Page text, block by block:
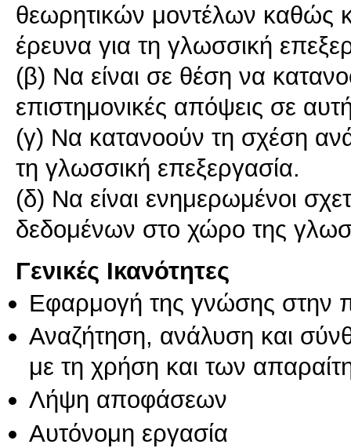
θεωρητικών μοντέλων καθώς
έρευνα για τη γλωσσική
(β) Να είναι σε θέση να
επιστημονικές απόψεις σε
(γ) Να κατανοούν τη σχέση
τη γλωσσική επεξεργασία.
(δ) Να είναι ενημερωμένοι
δεδομένων στο χώρο της
Γενικές Ικανότητες
Εφαρμογή της γνώσης στην
Αναζήτηση, ανάλυση και
με τη χρήση και των
Λήψη αποφάσεων
Αυτόνομη εργασία